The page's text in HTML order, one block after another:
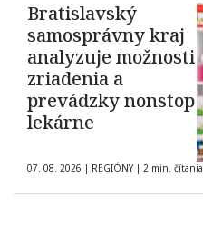
Bratislavský
samosprávny kraj
analyzuje možnosti
zriadenia a
prevádzky nonstop
lekárne
07. 08. 2026 | REGIÓNY | 2 min. čítania